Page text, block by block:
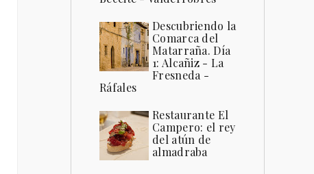
Descubriendo la
Comarca del
Matarraña. Día
1: Alcañiz - La
Fresneda -
Ráfales
Restaurante El
Campero: el rey
del atún de
almadraba